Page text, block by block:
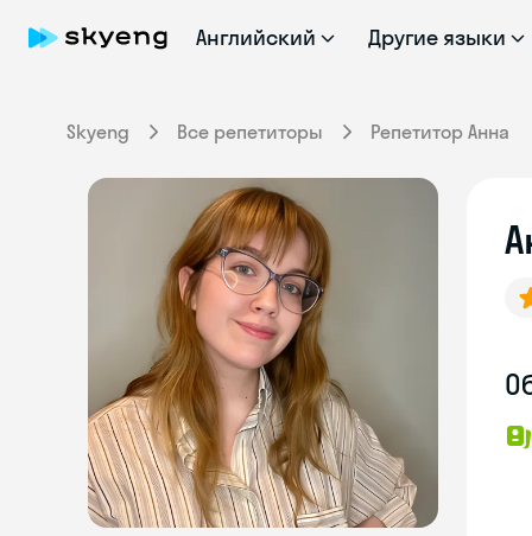
Английский Другие языки
Skyeng Все репетиторы Репетитор Анна